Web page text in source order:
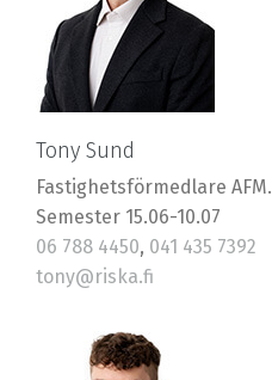
Tony Sund
Fastighetsförmedlare AFM.
Semester 15.06-10.07
06 788 4450, 041 435 7392
tony@riska.fi